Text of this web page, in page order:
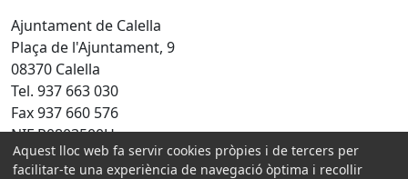
Ajuntament de Calella
Plaça de l'Ajuntament, 9
08370 Calella
Tel. 937 663 030
Fax 937 660 576
NIF P0803500H
Amb la col·laboració de:
Aquest lloc web fa servir cookies pròpies i de tercers per
facilitar-te una experiència de navegació òptima i recollir